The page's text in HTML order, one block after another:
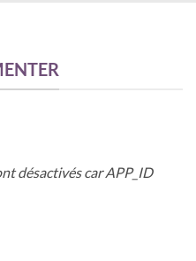
désactivés car APP_ID